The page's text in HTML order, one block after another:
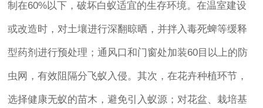
制在60%以下，破坏白蚁适宜的生存环境。在温室建设
或改造时，对土壤进行深翻晾晒，并拌入毒死蜱等缓释
型药剂进行预处理；通风口和门窗处加装60目以上的防
虫网，有效阻隔分飞蚁入侵。其次，在花卉种植环节，
选择健康无蚁的苗木，避免引入蚁源；对花盆、栽培基